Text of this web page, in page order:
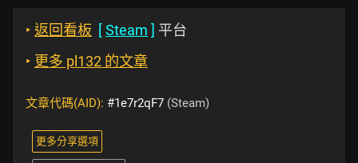
‣ 返回看板 [Steam ] 平台
‣ 更多 pl132 的文章
文章代碼(AID): #1e7r2qF7 (Steam)
更多分享選項